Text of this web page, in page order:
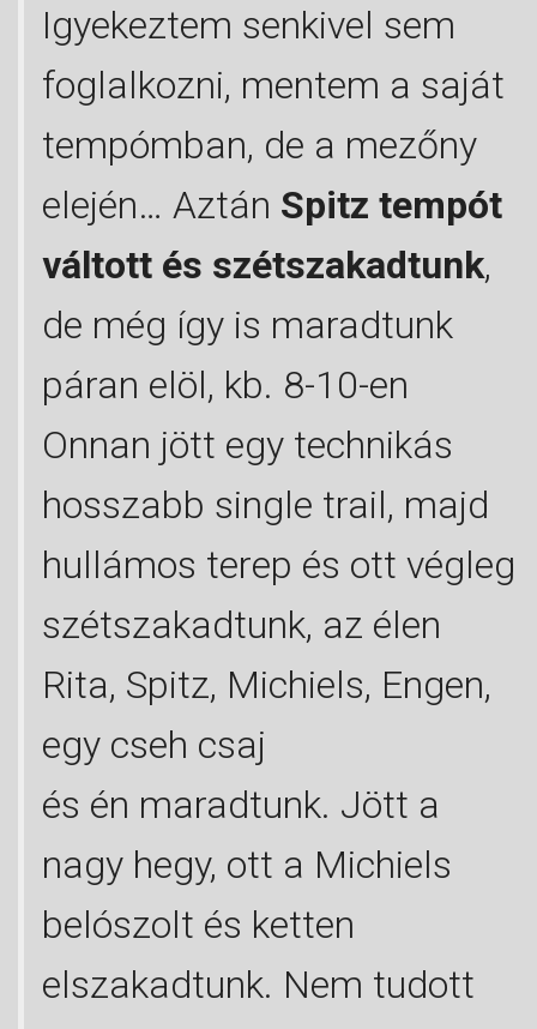
Igyekeztem senkivel sem
foglalkozni, mentem a saját
tempómban, de a mezőny
elején… Aztán Spitz tempót
váltott és szétszakadtunk,
de még így is maradtunk
páran elöl, kb. 8-10-en
Onnan jött egy technikás
hosszabb single trail, majd
hullámos terep és ott végleg
szétszakadtunk, az élen
Rita, Spitz, Michiels, Engen,
egy cseh csaj
és én maradtunk. Jött a
nagy hegy, ott a Michiels
belószolt és ketten
elszakadtunk. Nem tudott